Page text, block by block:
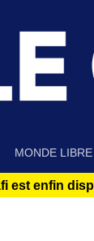
MONDE LIBRE
est enfin